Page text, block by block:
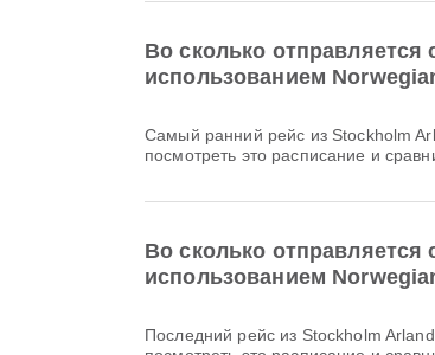
Во сколько
использованием
Самый ранний рейс из Stockholm Arlanda Airport в Henri Coanda International Airport авиакомпанией Norwegian Air Sweden отправляется в 06:10. Вы можете
посмотреть это расписание и
Во сколько
использованием
Последний рейс из Stockholm Arlanda Airport в Henri Coanda International Airport авиакомпанией Norwegian Air Sweden отправляется в 08:00. Вы можете